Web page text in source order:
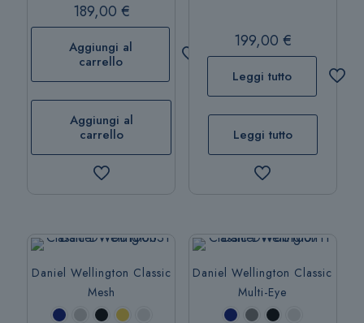
189,00 €
Aggiungi al
carrello
Aggiungi al
carrello
199,00 €
Leggi tutto
Leggi tutto
Daniel Wellington Classic
Mesh
Daniel Wellington Classic
Multi-Eye